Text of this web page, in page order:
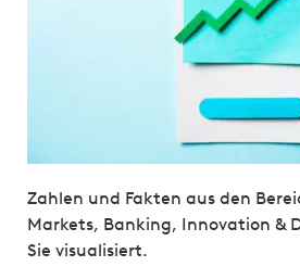
Zahlen und Fakten aus den
Markets, Banking, Innovation &
Sie visualisiert.